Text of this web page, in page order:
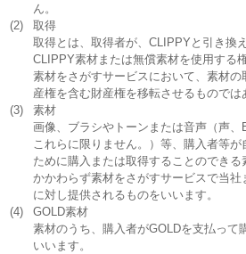
ん。
(2)
取得
取得とは、取得者が、CLIPPYと引き換
CLIPPY素材または無償素材を使用する
素材をさがすサービスにおいて、素材
産権を含む財産権を移転させるものでは
(3)
素材
画像、ブラシやトーンまたは音声（声
これらに限りません。）等、購入者等
ために購入または取得することのでき
かかわらず素材をさがすサービスで当
に対し提供されるものをいいます。
(4)
GOLD素材
素材のうち、購入者がGOLDを支払って
いいます。